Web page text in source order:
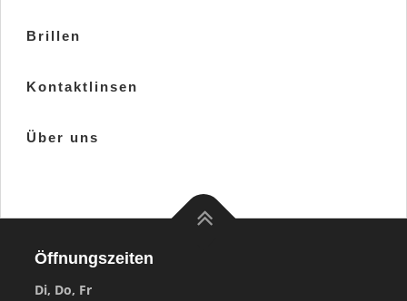
Brillen
Kontaktlinsen
Über uns
Öffnungszeiten
Di, Do, Fr